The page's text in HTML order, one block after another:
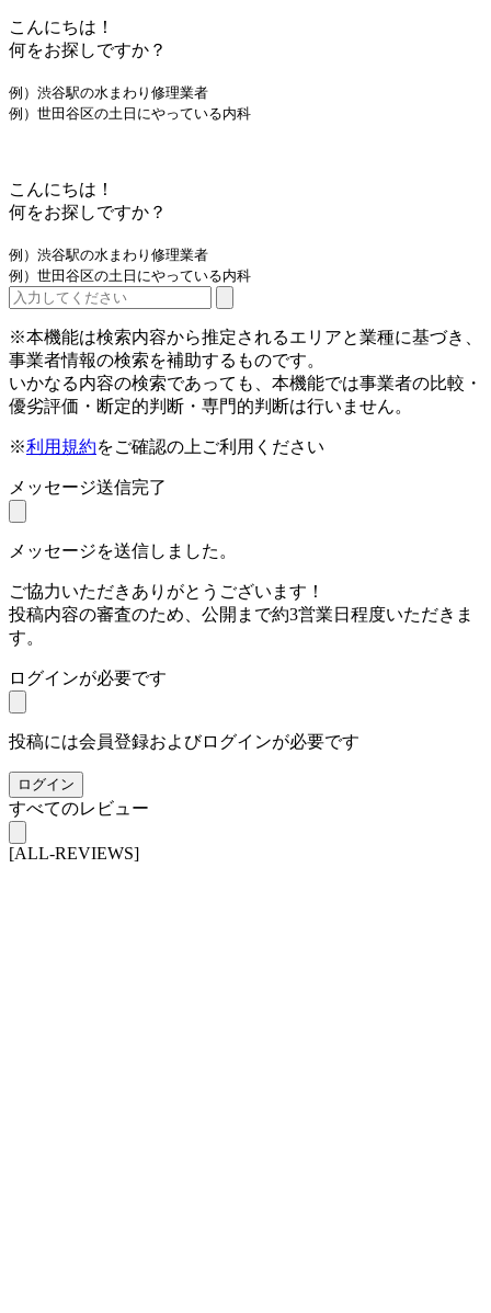
こんにちは！
何をお探しですか？
例）渋谷駅の水まわり修理業者
例）世田谷区の土日にやっている内科
こんにちは！
何をお探しですか？
例）渋谷駅の水まわり修理業者
例）世田谷区の土日にやっている内科
※本機能は検索内容から推定されるエリアと業種に基づき、
事業者情報の検索を補助するものです。
いかなる内容の検索であっても、本機能では事業者の比較・
優劣評価・断定的判断・専門的判断は行いません。
※利用規約をご確認の上ご利用ください
メッセージ送信完了
メッセージを送信しました。
ご協力いただきありがとうございます！
投稿内容の審査のため、公開まで約3営業日程度いただきま
す。
ログインが必要です
投稿には会員登録およびログインが必要です
ログイン
すべてのレビュー
[ALL-REVIEWS]